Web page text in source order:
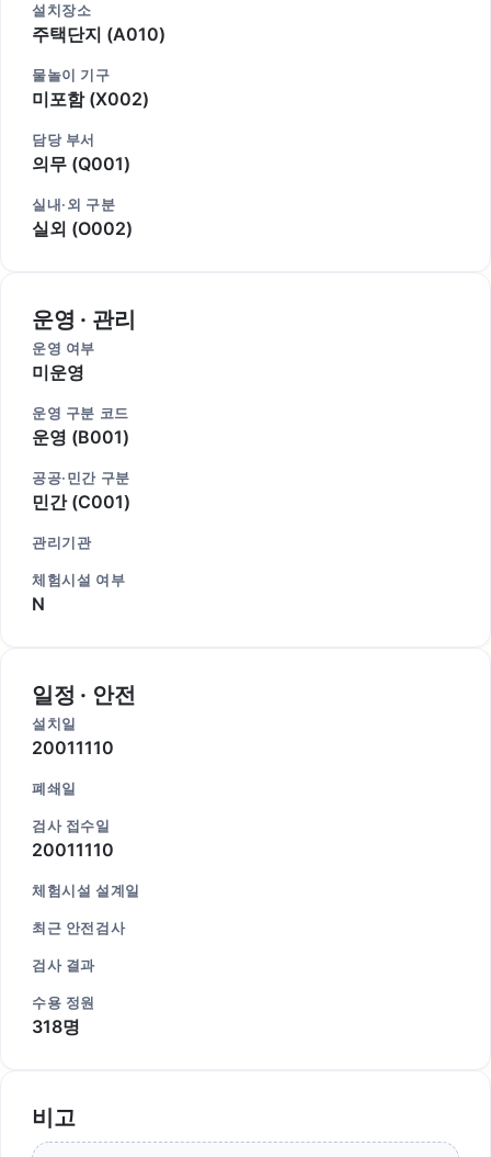
설치장소
주택단지 (A010)
물놀이 기구
미포함 (X002)
담당 부서
의무 (Q001)
실내·외 구분
실외 (O002)
운영 · 관리
운영 여부
미운영
운영 구분 코드
운영 (B001)
공공·민간 구분
민간 (C001)
관리기관
체험시설 여부
N
일정 · 안전
설치일
20011110
폐쇄일
검사 접수일
20011110
체험시설 설계일
최근 안전검사
검사 결과
수용 정원
318명
비고